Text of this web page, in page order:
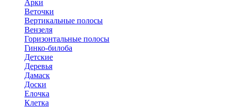
Арки
Веточки
Вертикальные полосы
Вензеля
Горизонтальные полосы
Гинко-билоба
Детские
Деревья
Дамаск
Доски
Елочка
Клетка